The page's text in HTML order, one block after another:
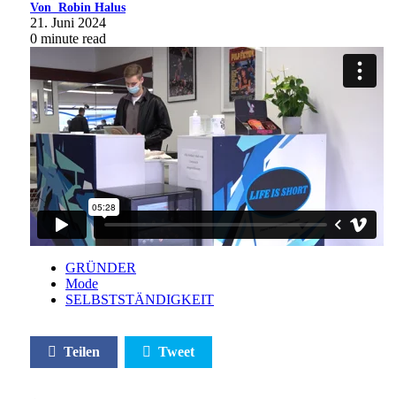
Von Robin Halus
21. Juni 2024
0 minute read
GRÜNDER
Mode
SELBSTSTÄNDIGKEIT
Teilen Tweet